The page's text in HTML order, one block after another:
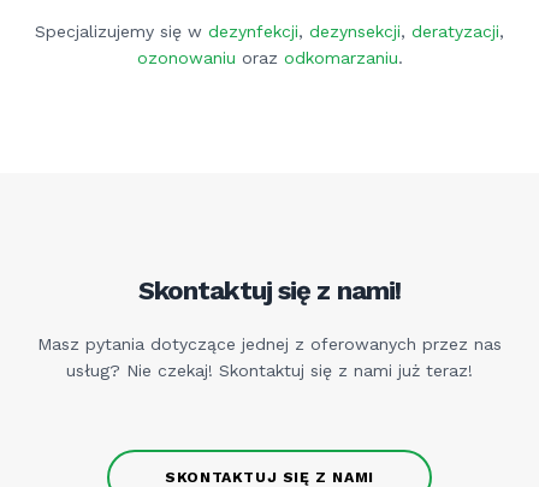
Specjalizujemy się w dezynfekcji, dezynsekcji, deratyzacji,
ozonowaniu oraz odkomarzaniu.
Skontaktuj się z nami!
Masz pytania dotyczące jednej z oferowanych przez nas
usług? Nie czekaj! Skontaktuj się z nami już teraz!
SKONTAKTUJ SIĘ Z NAMI